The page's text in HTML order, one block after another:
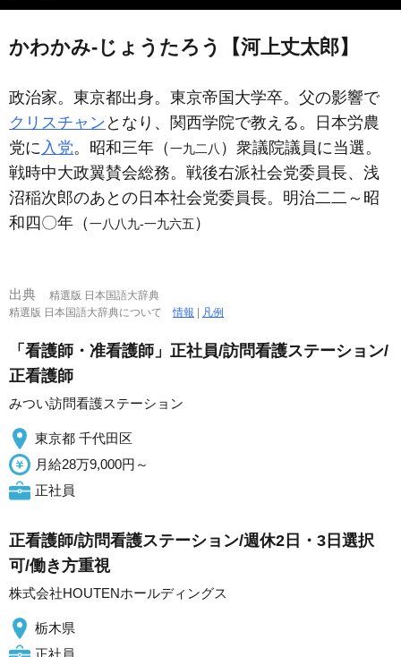
かわかみ‐じょうたろう【河上丈太郎】
政治家。東京都出身。東京帝国大学卒。父の影響で
クリスチャン となり、関西学院で教える。日本労農
党に 入党。昭和三年（一九二八 ）衆議院議員に当選。
戦時中大政翼賛会総務。戦後右派社会党委員長、浅
沼稲次郎のあとの日本社会党委員長。明治二二～昭
和四〇年（一八八九‐一九六五 ）
出典
精選版 日本国語大辞典
精選版 日本国語大辞典について情報 | 凡例
「看護師・准看護師」正社員/訪問看護ステーション/
正看護師
みつい訪問看護ステーション
東京都 千代田区
月給28万9,000円～
正社員
正看護師/訪問看護ステーション/週休2日・3日選択
可/働き方重視
株式会社HOUTENホールディングス
栃木県
正社員